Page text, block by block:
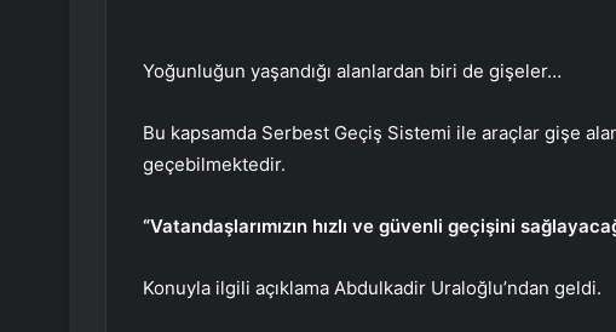
Yoğunluğun yaşandığı alanlardan biri de gişeler…
Bu kapsamda Serbest Geçiş Sistemi ile araçlar gişe
geçebilmektedir.
“Vatandaşlarımızın hızlı ve güvenli geçişini
Konuyla ilgili açıklama Abdulkadir Uraloğlu’ndan geldi.